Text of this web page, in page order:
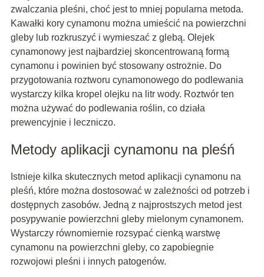
zwalczania pleśni, choć jest to mniej popularna metoda.
Kawałki kory cynamonu można umieścić na powierzchni
gleby lub rozkruszyć i wymieszać z glebą. Olejek
cynamonowy jest najbardziej skoncentrowaną formą
cynamonu i powinien być stosowany ostrożnie. Do
przygotowania roztworu cynamonowego do podlewania
wystarczy kilka kropel olejku na litr wody. Roztwór ten
można używać do podlewania roślin, co działa
prewencyjnie i leczniczo.
Metody aplikacji cynamonu na pleśń
Istnieje kilka skutecznych metod aplikacji cynamonu na
pleśń, które można dostosować w zależności od potrzeb i
dostępnych zasobów. Jedną z najprostszych metod jest
posypywanie powierzchni gleby mielonym cynamonem.
Wystarczy równomiernie rozsypać cienką warstwę
cynamonu na powierzchni gleby, co zapobiegnie
rozwojowi pleśni i innych patogenów.